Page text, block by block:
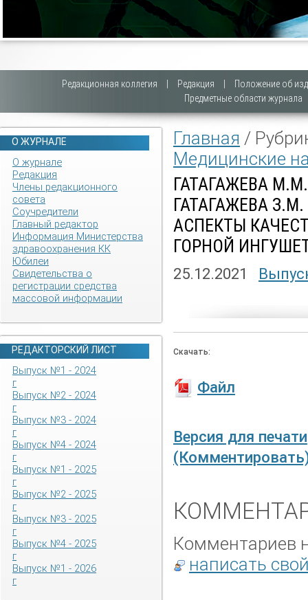
Редакционная коллегия Редакция
Положение об
Предметные области журнала
О ЖУРНАЛЕ
О журнале
Редакция
Члены редакционного
совета
Соучредители
Главный редактор
Информация Министерства
здравоохранения КК
Юбилеи
Свидетельства о
регистрации средства
массовой информации
РЕДАКТОРСКИЙ ЛИСТ
Выпуск №1 - 2024
г
Выпуск №2 - 2024
г
Выпуск №3 - 2024
г
Выпуск №4 - 2024
г
Выпуск №1 - 2025
г
Выпуск №2 - 2025
г
Выпуск №3 - 2025
г
Выпуск №4 - 2025
г
Выпуск №1 - 2026
г
Главная /
Медицинские
ГАТАГАЖЕВА
ГАТАГАЖЕВА
АСПЕКТЫ
ГОРНОЙ
25.12.2021
Скачать:
Файл
Версия для печати
Комментариев
написать